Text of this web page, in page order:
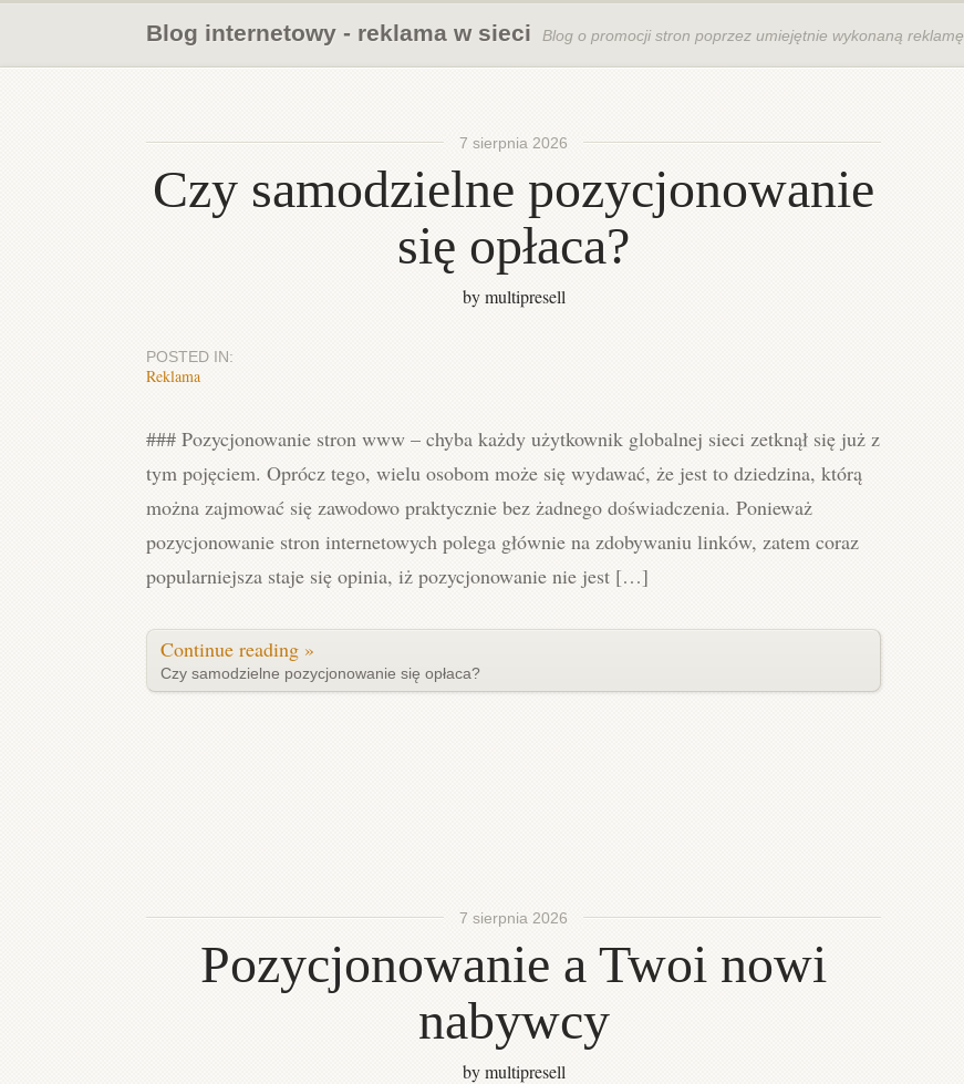
Blog internetowy - reklama w sieci Blog o promocji stron poprzez umiejętnie wykonaną reklamę
7 sierpnia 2026
Czy samodzielne pozycjonowanie
się opłaca?
by multipresell
POSTED IN:
Reklama
### Pozycjonowanie stron www – chyba każdy użytkownik globalnej sieci zetknął się już z
tym pojęciem. Oprócz tego, wielu osobom może się wydawać, że jest to dziedzina, którą
można zajmować się zawodowo praktycznie bez żadnego doświadczenia. Ponieważ
pozycjonowanie stron internetowych polega głównie na zdobywaniu linków, zatem coraz
popularniejsza staje się opinia, iż pozycjonowanie nie jest […]
Continue reading »
Czy samodzielne pozycjonowanie się opłaca?
7 sierpnia 2026
Pozycjonowanie a Twoi nowi
nabywcy
by multipresell